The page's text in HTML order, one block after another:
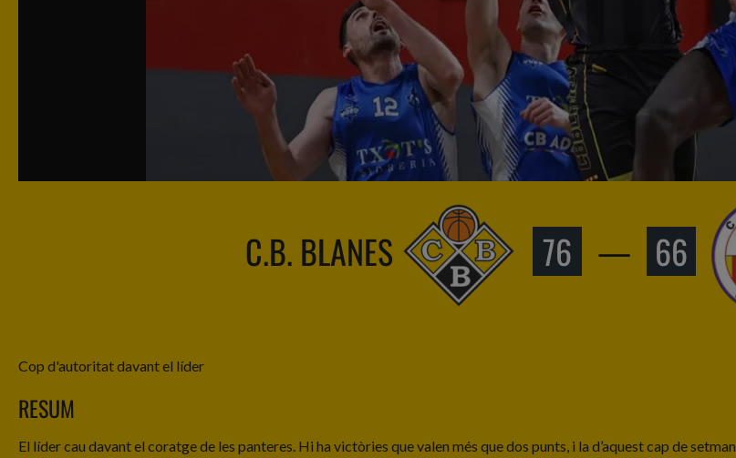
C.B. BLANES 76 — 66
Cop d'autoritat davant el líder
RESUM
El líder cau davant el coratge de les panteres. Hi ha victòries que valen més que dos punts, i la d’aquest cap de